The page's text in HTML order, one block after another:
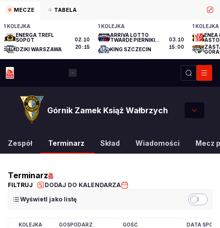
MECZE TABELA
1 KOLEJKA
ENERGA TREFL
SOPOT
DZIKI WARSZAWA
02.10
20:15
1 KOLEJKA
ARRIVA LOTTO
TWARDE PIERNIKI
KING SZCZECIN
03.10
15:00
1 KOLEJKA
ENEA
GÓRA
Górnik Zamek Książ Wałbrzych
Zespół Terminarz Skład Wiadomości Mecz
Terminarz
FILTRUJ
DODAJ DO KALENDARZA
Wyświetl jako listę
KOLEJKA GOSPODARZ GOŚĆ DATA